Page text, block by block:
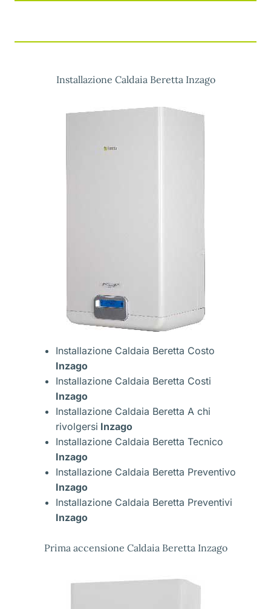
Installazione Caldaia Beretta Inzago
Installazione Caldaia Beretta Costo
Inzago
Installazione Caldaia Beretta Costi
Inzago
Installazione Caldaia Beretta A chi
rivolgersi Inzago
Installazione Caldaia Beretta Tecnico
Inzago
Installazione Caldaia Beretta Preventivo
Inzago
Installazione Caldaia Beretta Preventivi
Inzago
Prima accensione Caldaia Beretta Inzago